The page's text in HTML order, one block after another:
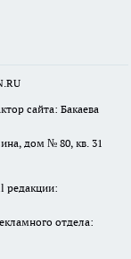
сайта: Бакаева
дом № 80, кв. 31
редакции:
отдела: